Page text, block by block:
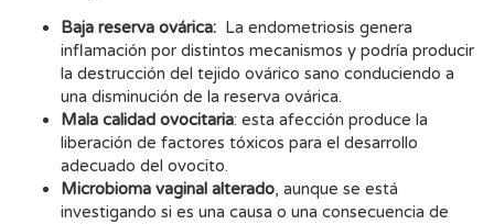
Baja reserva ovárica: La endometriosis genera
inflamación por distintos mecanismos y podría producir
la destrucción del tejido ovárico sano conduciendo a
una disminución de la reserva ovárica.
Mala calidad ovocitaria: esta afección produce la
liberación de factores tóxicos para el desarrollo
adecuado del ovocito.
Microbioma vaginal alterado, aunque se está
investigando si es una causa o una consecuencia de